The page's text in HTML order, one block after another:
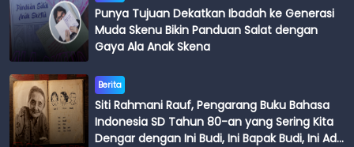
Punya Tujuan Dekatkan Ibadah ke Generasi
Muda Skenu Bikin Panduan Salat dengan
Gaya Ala Anak Skena
Berita
Siti Rahmani Rauf, Pengarang Buku Bahasa
Indonesia SD Tahun 80-an yang Sering Kita
Dengar dengan Ini Budi, Ini Bapak Budi, Ini Adik